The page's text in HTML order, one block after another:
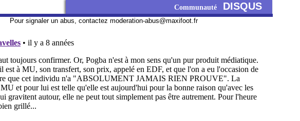
Communauté DISQUS
Pour signaler un abus, contactez moderation-abus@maxifoot.fr